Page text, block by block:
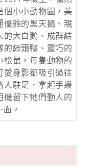
個小小動物園，美
優雅的黑天鵝、親
的大白鵝、成群結
的綠頭鴨、靈巧的
松鼠，每隻動物的
愛身影都吸引過往
人駐足，拿起手邊
機留下牠們動人的
面。